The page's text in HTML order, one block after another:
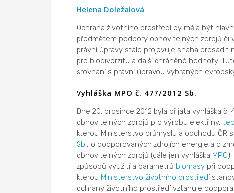
Helena Doležalová
Ochrana životního prostředí by měla být
předmětem podpory obnovitelných zdrojů či
právní úpravy stále projevuje snaha prosadit
pro biodiverzitu a další chráněné hodnoty.
srovnání s právní úpravou vybraných
Vyhláška MPO č. 477/2012 Sb.
Dne 20. prosince 2012 byla přijata vyhláška
obnovitelných zdrojů pro výrobu elektřiny,
kterou Ministerstvo průmyslu a obchodu ČR
Sb. , o podporovaných zdrojích energie a o
obnovitelných zdrojů (dále jen vyhláška MPO).
způsobů využití a parametrů biomasypři
kterou Ministerstvo životního prostředí
ochrany životního prostředí vztahuje podpora